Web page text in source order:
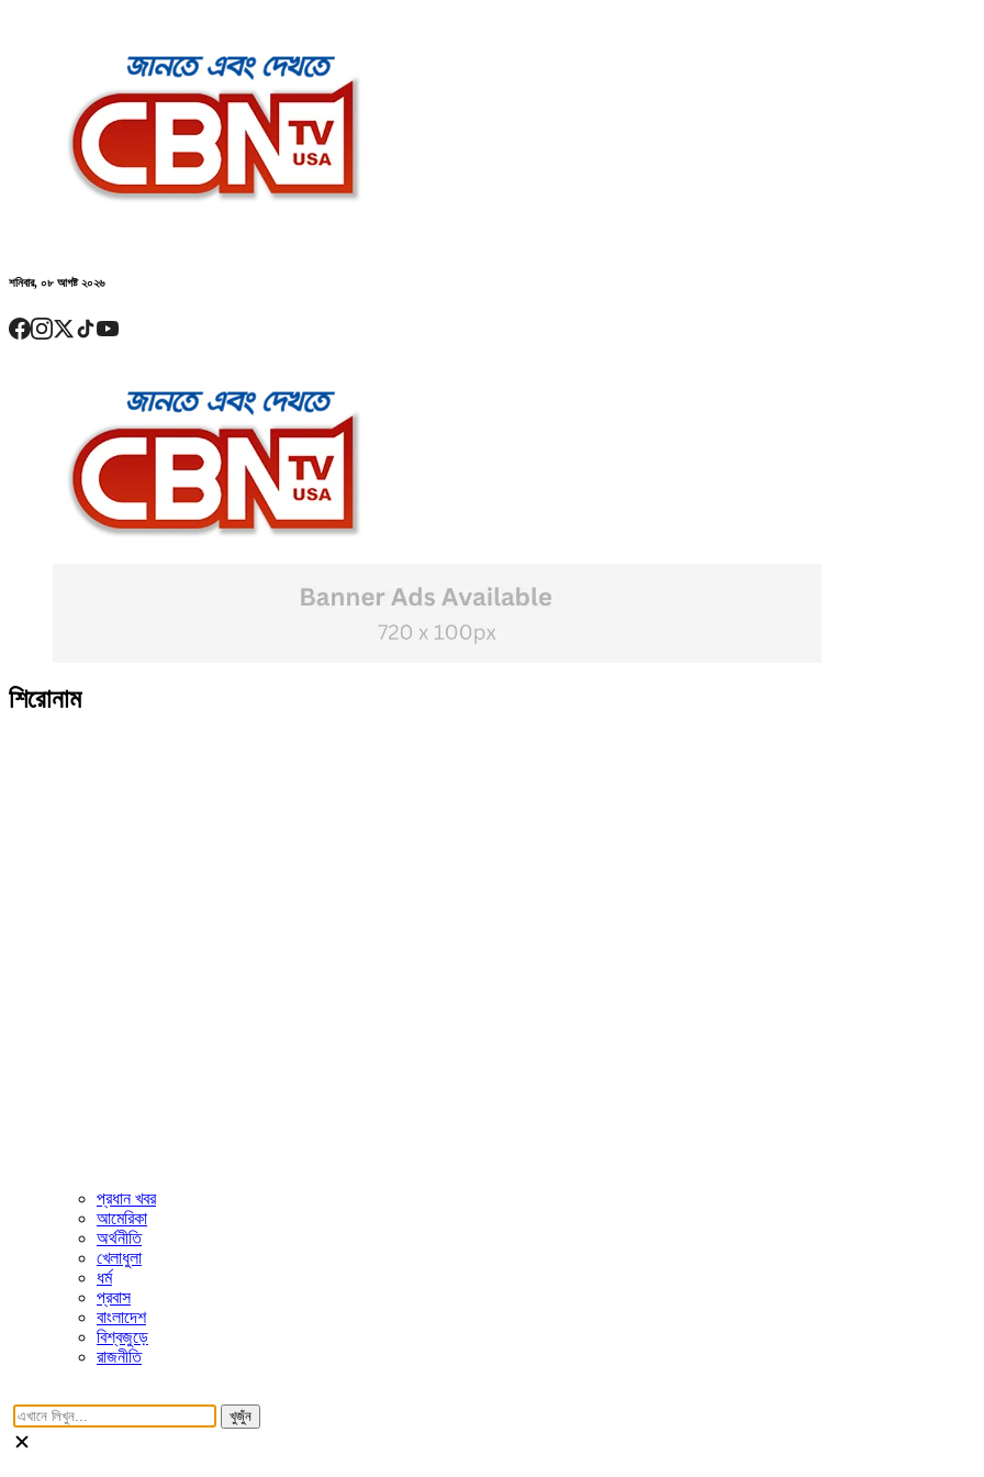
শনিবার, ০৮ আগষ্ট ২০২৬
শিরোনাম
প্রধান খবর
আমেরিকা
অর্থনীতি
খেলাধুলা
ধর্ম
প্রবাস
বাংলাদেশ
বিশ্বজুড়ে
রাজনীতি
খুজুঁন